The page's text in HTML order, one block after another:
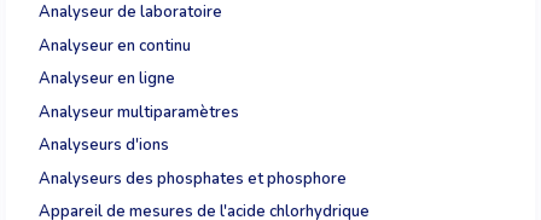
Analyseur de laboratoire
Analyseur en continu
Analyseur en ligne
Analyseur multiparamètres
Analyseurs d'ions
Analyseurs des phosphates et phosphore
Appareil de mesures de l'acide chlorhydrique